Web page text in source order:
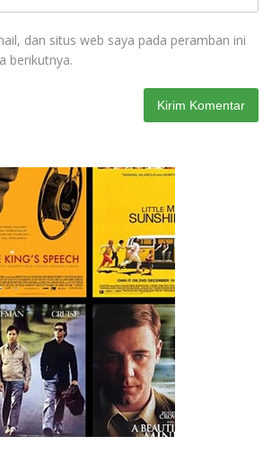
dan situs web saya pada peramban ini
berikutnya.